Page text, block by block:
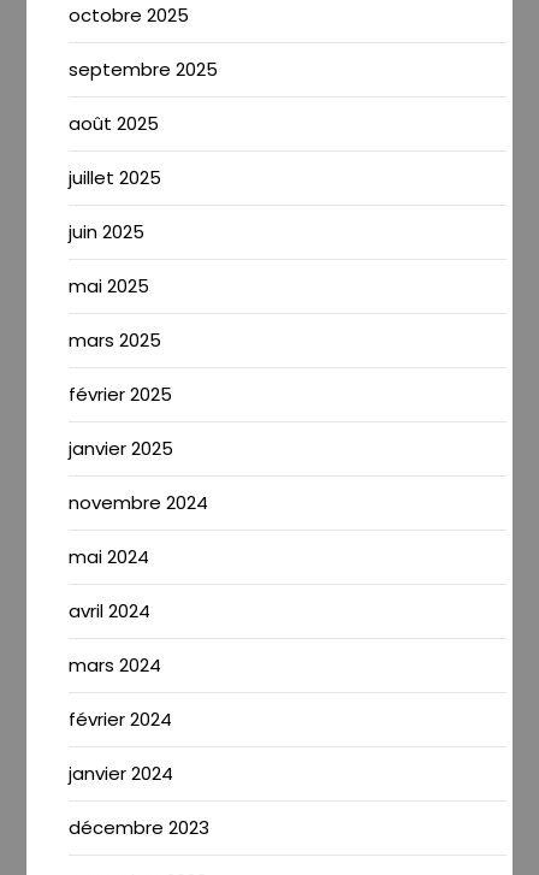
octobre 2025
septembre 2025
août 2025
juillet 2025
juin 2025
mai 2025
mars 2025
février 2025
janvier 2025
novembre 2024
mai 2024
avril 2024
mars 2024
février 2024
janvier 2024
décembre 2023